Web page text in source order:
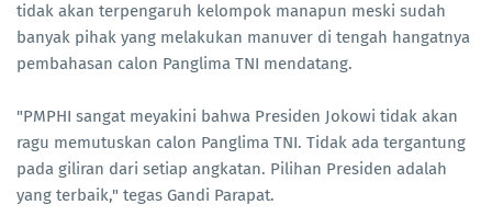
tidak akan terpengaruh kelompok manapun meski sudah
banyak pihak yang melakukan manuver di tengah hangatnya
pembahasan calon Panglima TNI mendatang.
"PMPHI sangat meyakini bahwa Presiden Jokowi tidak akan
ragu memutuskan calon Panglima TNI. Tidak ada tergantung
pada giliran dari setiap angkatan. Pilihan Presiden adalah
yang terbaik," tegas Gandi Parapat.